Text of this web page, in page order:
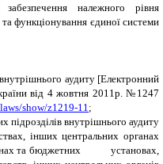
належного рівня
функціонування єдиної системи
аудиту [Електронний
від 4 жовтня 2011р. №1247
show/z1219-11 ;
підрозділів внутрішнього аудиту
інших центральних органах
та бюджетних установах,